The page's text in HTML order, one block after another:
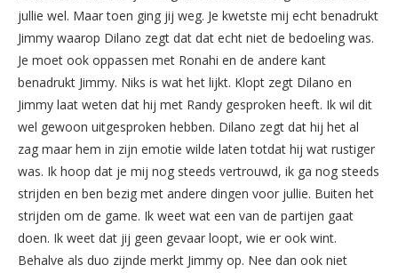
jullie wel. Maar toen ging jij weg. Je kwetste mij echt benadrukt
Jimmy waarop Dilano zegt dat dat echt niet de bedoeling was.
Je moet ook oppassen met Ronahi en de andere kant
benadrukt Jimmy. Niks is wat het lijkt. Klopt zegt Dilano en
Jimmy laat weten dat hij met Randy gesproken heeft. Ik wil dit
wel gewoon uitgesproken hebben. Dilano zegt dat hij het al
zag maar hem in zijn emotie wilde laten totdat hij wat rustiger
was. Ik hoop dat je mij nog steeds vertrouwd, ik ga nog steeds
strijden en ben bezig met andere dingen voor jullie. Buiten het
strijden om de game. Ik weet wat een van de partijen gaat
doen. Ik weet dat jij geen gevaar loopt, wie er ook wint.
Behalve als duo zijnde merkt Jimmy op. Nee dan ook niet